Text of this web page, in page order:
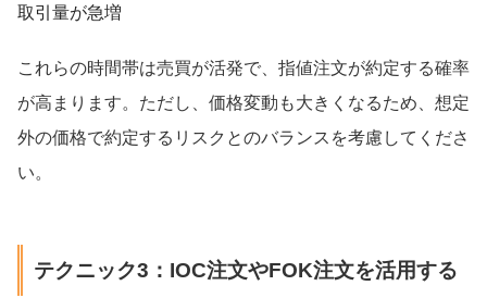
取引量が急増
これらの時間帯は売買が活発で、指値注文が約定する確率
が高まります。ただし、価格変動も大きくなるため、想定
外の価格で約定するリスクとのバランスを考慮してくださ
い。
テクニック3：IOC注文やFOK注文を活用する